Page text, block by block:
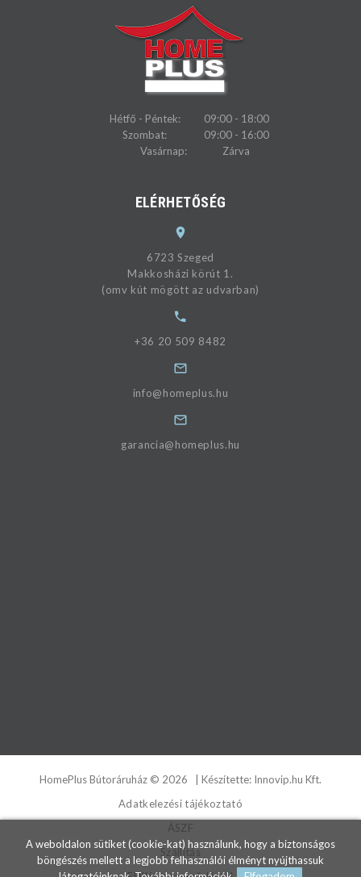
Hétfő - Péntek:
09:00 - 18:00
Szombat:
09:00 - 16:00
Vasárnap:
Zárva
ELÉRHETŐSÉG
6723 Szeged
Makkosházi körút 1.
(omv kút mögött az udvarban)
+36 20 509 8482
info@homeplus.hu
garancia@homeplus.hu
HomePlus Bútoráruház © 2026 | Készítette: Innovip.hu Kft.
Adatkelezési tájékoztató
ÁSZF
Szállítás
A weboldalon sütiket (cookie-kat) használunk, hogy a biztonságos
böngészés mellett a legjobb felhasználói élményt nyújthassuk